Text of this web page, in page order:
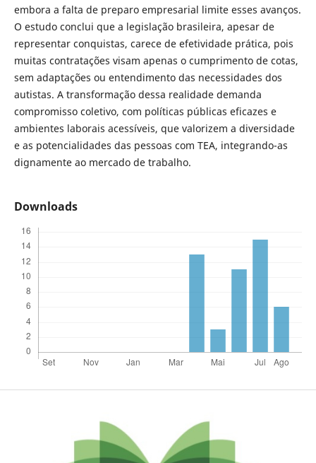
embora a falta de preparo empresarial limite esses avanços.
O estudo conclui que a legislação brasileira, apesar de
representar conquistas, carece de efetividade prática, pois
muitas contratações visam apenas o cumprimento de cotas,
sem adaptações ou entendimento das necessidades dos
autistas. A transformação dessa realidade demanda
compromisso coletivo, com políticas públicas eficazes e
ambientes laborais acessíveis, que valorizem a diversidade
e as potencialidades das pessoas com TEA, integrando-as
dignamente ao mercado de trabalho.
Downloads